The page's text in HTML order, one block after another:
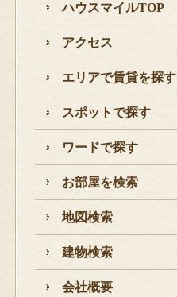
ハウスマイルTOP
アクセス
エリアで賃貸を探す
スポットで探す
ワードで探す
お部屋を検索
地図検索
建物検索
会社概要